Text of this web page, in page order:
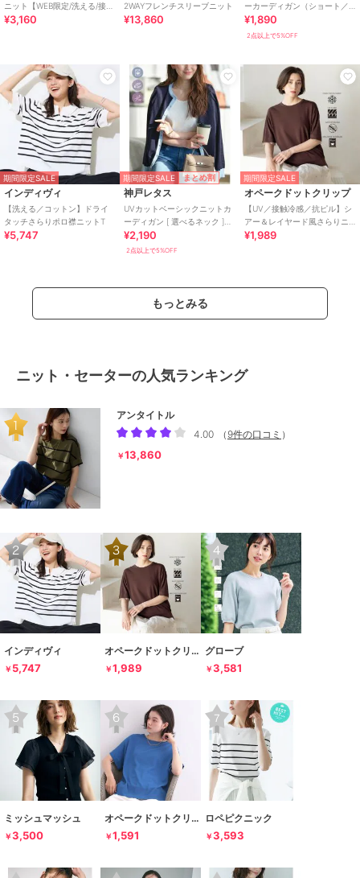
ニット【WEB限定/洗える/接触
冷感/UVカット】
¥3,160
2WAYフレンチスリーブニット
¥13,860
ーカーディガン（ショート／
ミディアム／ロング）
[C3703]
¥1,890
2点以上で5%OFF
期間限定SALE
インディヴィ
【洗える／コットン】ドライ
タッチさらりポロ襟ニットT
¥5,747
期間限定SALE まとめ割
神戸レタス
UVカットベーシックニットカ
ーディガン [ 選べるネック ]
[C6886]
¥2,190
2点以上で5%OFF
期間限定SALE
オペークドットクリップ
【UV／接触冷感／抗ピル】シ
アー＆レイヤード風さらりニ
ット《洗濯機OK》
¥1,989
もっとみる
ニット・セーターの人気ランキング
アンタイトル
4.00
（ 9件の口コミ ）
￥13,860
インディヴィ
￥ 5,747
オペークドットクリップ
￥1,989
グローブ
￥3,581
ミッシュマッシュ
￥3,500
オペークドットクリップ
￥1,591
ロペピクニック
￥3,593